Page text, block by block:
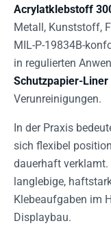
Acrylatklebstoff
Metall, Kunststoff,
MIL-P-19834B-
in regulierten
Schutzpapier-Liner
Verunreinigungen.
In der Praxis
sich flexibel
dauerhaft verklamt.
langlebige,
Klebeaufgaben im
Displaybau.